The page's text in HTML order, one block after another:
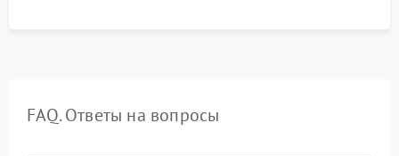
FAQ. Ответы на вопросы